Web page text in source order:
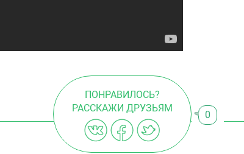
ПОНРАВИЛОСЬ?
РАССКАЖИ ДРУЗЬЯМ
0